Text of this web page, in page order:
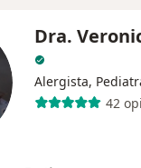
Dra.
Alergista,
42